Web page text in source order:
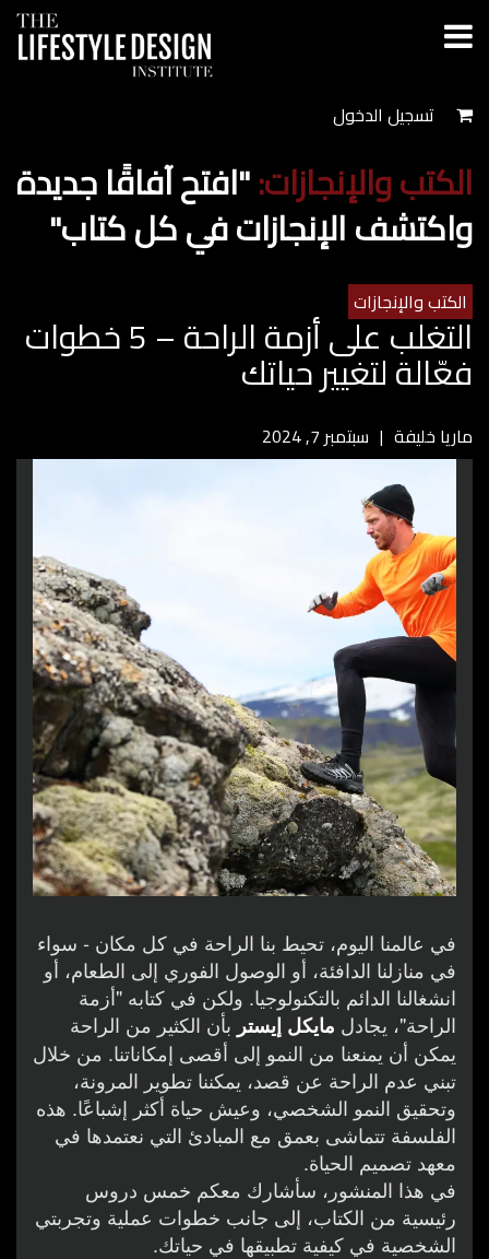
تسجيل الدخول
الكتب والإنجازات:"افتح آفاقًا جديدة
واكتشف الإنجازات في كل كتاب"
الكتب والإنجازات
التغلب على أزمة الراحة – 5 خطوات
فعّالة لتغيير حياتك
ماريا خليفة سبتمبر 7, 2024
في عالمنا اليوم، تحيط بنا الراحة في كل مكان - سواء
في منازلنا الدافئة، أو الوصول الفوري إلى الطعام، أو
انشغالنا الدائم بالتكنولوجيا. ولكن في كتابه "أزمة
الراحة"، يجادل مايكل إيستر بأن الكثير من الراحة
يمكن أن يمنعنا من النمو إلى أقصى إمكاناتنا. من خلال
تبني عدم الراحة عن قصد، يمكننا تطوير المرونة،
وتحقيق النمو الشخصي، وعيش حياة أكثر إشباعًا. هذه
الفلسفة تتماشى بعمق مع المبادئ التي نعتمدها في
معهد تصميم الحياة.
في هذا المنشور، سأشارك معكم خمس دروس
رئيسية من الكتاب، إلى جانب خطوات عملية وتجربتي
الشخصية في كيفية تطبيقها في حياتك.